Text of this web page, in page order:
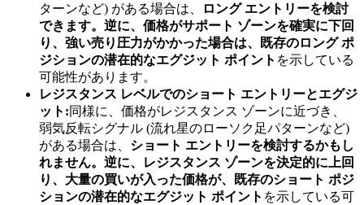
ターンなど) がある場合は、
ロング エントリーを検討
できます。逆に、価格がサポート ゾーンを確実に下回
り、強い売り圧力がかかった場合は、既存のロング ポ
ジションの潜在的なエグジット ポイント を示している
可能性があります。
レジスタンス レベルでのショート エントリーとエグジ
ット:同様に、価格がレジスタンス ゾーンに近づき、
弱気反転シグナル (流れ星のローソク足パターンなど)
がある場合は、 ショート エントリーを検討するかもし
れません。逆に、レジスタンス ゾーンを決定的に上回
り、大量の買いが入った価格が、既存のショート ポジ
ションの潜在的なエグジット ポイント を示している可